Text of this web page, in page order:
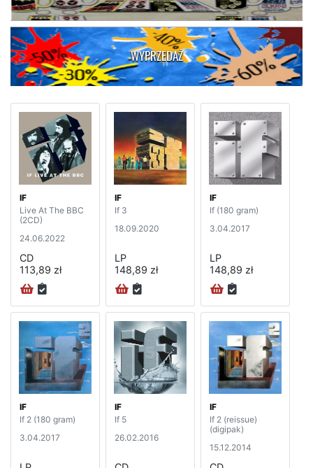
WYPRZEDAŻ
IF
Live At The BBC
(2CD)
24.06.2022
CD
113,89 zł
IF
If 3
18.09.2020
LP
148,89 zł
IF
If (180 gram)
3.04.2017
LP
148,89 zł
IF
If 2 (180 gram)
3.04.2017
IF
If 5
26.02.2016
IF
If 2 (reissue)
(digipak)
15.12.2014